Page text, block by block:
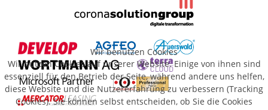
Wir benutzen Cookies
Wir nutzen Cookies auf unserer Website. Einige von ihnen sind
essenziell für den Betrieb der Seite, während andere uns helfen,
diese Website und die Nutzererfahrung zu verbessern (Tracking
Cookies). Sie können selbst entscheiden, ob Sie die Cookies